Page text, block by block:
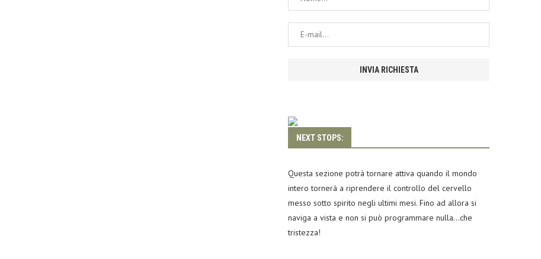
NEXT STOPS:
Questa sezione potrà tornare attiva quando il mondo
intero tornerà a riprendere il controllo del cervello
messo sotto spirito negli ultimi mesi. Fino ad allora si
naviga a vista e non si può programmare nulla…che
tristezza!